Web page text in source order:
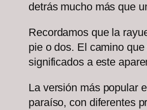
detrás mucho más que
Recordamos que la
pie o dos. El camino
significados a este
La versión más popular
paraíso, con diferentes